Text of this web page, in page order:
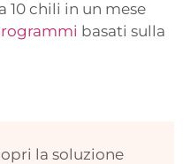
10 chili in un mese
basati sulla
la soluzione